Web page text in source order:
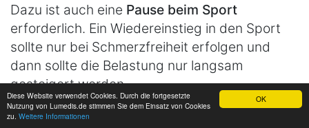
OK
Diese Website verwendet Cookies. Durch die fortgesetzte
Nutzung von Lumedis.de stimmen Sie dem Einsatz von Cookies
zu. Weitere Informationen
Dazu ist auch eine Pause beim Sport
erforderlich. Ein Wiedereinstieg in den Sport
sollte nur bei Schmerzfreiheit erfolgen und
dann sollte die Belastung nur langsam
gesteigert werden.
Bei Schmerzen kannKühlunghelfen, zum
Beispiel mit einem